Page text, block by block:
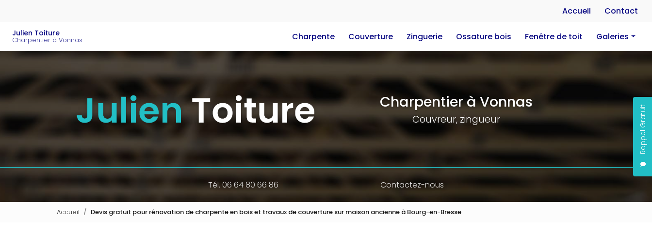
principal
Accueil Contact
Julien Toiture
Charpentier à Vonnas
Rappel Gratuit
Charpente
Couverture Zinguerie Ossature bois Fenêtre de toit Galeries
Couverture
Charpentier à Vonnas
Couvreur, zingueur
Tél. 06 64 80 66 86 Contactez-nous
Accueil Devis gratuit pour rénovation de charpente en bois et travaux de couverture sur maison ancienne à Bourg-en-Bresse